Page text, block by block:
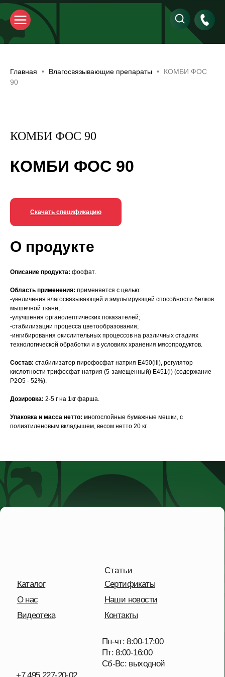
Главная Влагосвязывающие препараты
КОМБИ ФОС
90
КОМБИ ФОС 90
КОМБИ ФОС 90
Скачать спецификацию
О продукте
Описание продукта: фосфат.
Область применения: применяется с целью:
-увеличения влагосвязывающей и эмульгирующей способности белков
мышечной ткани;
-улучшения органолептических показателей;
-стабилизации процесса цветообразования;
-ингибирования окислительных процессов на различных стадиях
технологической обработки и в условиях хранения мясопродуктов.
Состав: стабилизатор пирофосфат натрия Е450(iii), регулятор
кислотности трифосфат натрия (5-замещенный) Е451(i) (содержание
Р2О5 - 52%).
Дозировка: 2-5 г на 1кг фарша.
Упаковка и масса нетто: многослойные бумажные мешки, с
полиэтиленовым вкладышем, весом нетто 20 кг.
Каталог
О нас
Видеотека
Наши новости
Солнечная улица, 41